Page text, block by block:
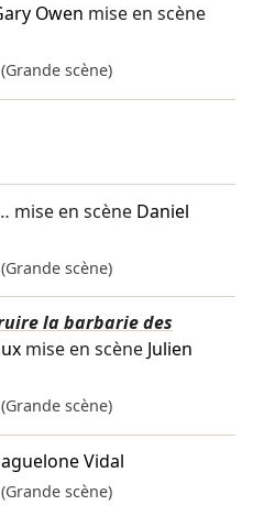
Owen mise en scène
(Grande scène)
mise en scène Daniel
(Grande scène)
la barbarie des
mise en scène Julien
(Grande scène)
Vidal
(Grande scène)